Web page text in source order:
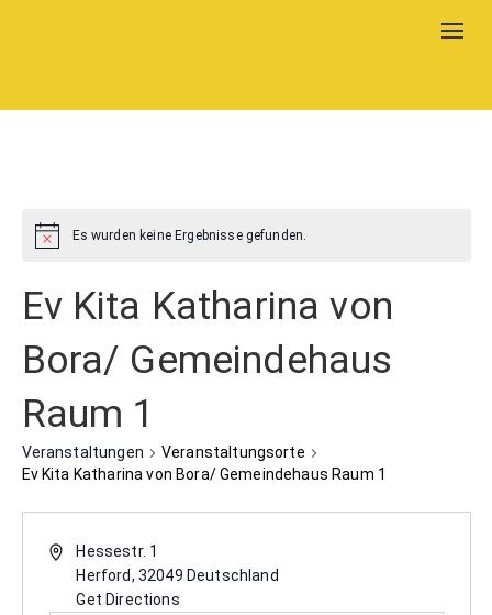
Es wurden keine Ergebnisse gefunden.
Ev Kita Katharina von
Bora/ Gemeindehaus
Raum 1
Veranstaltungen
Veranstaltungsorte
Ev Kita Katharina von Bora/ Gemeindehaus Raum 1
Hessestr. 1
Herford, 32049 Deutschland
Get Directions